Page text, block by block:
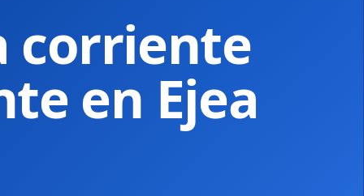
corriente
en Ejea